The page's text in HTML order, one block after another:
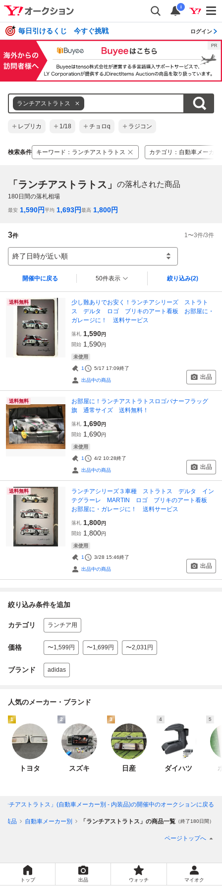
i
毎日引けるくじ 今すぐ挑戦 ログイン
ランチアストラトス
レプリカ 1/18 チョロq ラジコン
検索条件 キーワード ： ランチアストラトス カテゴリ ： 自動車メーカー
「ランチアストラトス」 の落札された商品
180日間の落札相場
最安 1,590円平均 1,693円最高 1,800円
3件 1 〜3件/3件
終了日時が近い順
開催中に戻る 50件表示 絞り込み(2)
送料無料
少し難ありでお安く！ランチアシリーズ ストラト
ス デルタ ロゴ ブリキのアート看板 お部屋に・
ガレージに！ 送料サービス
落札 1,590円
開始 1,590円
未使用
1 5/17 17:09終了
出品中の商品 出品
送料無料
お部屋に！ランチアストラトスロゴバナーフラッグ
旗 通常サイズ 送料無料！
落札 1,690円
開始 1,690円
未使用
1 4/2 10:28終了
出品中の商品 出品
送料無料
ランチアシリーズ３車種 ストラトス デルタ イン
テグラーレ MARTIN ロゴ ブリキのアート看板
お部屋に・ガレージに！ 送料サービス
落札 1,800円
開始 1,800円
未使用
1 3/28 15:46終了
出品中の商品 出品
絞り込み条件を追加
カテゴリ ランチア用
価格 〜1,599円 〜1,699円 〜2,031円
ブランド adidas
人気のメーカー・ブランド
1
トヨタ
2
スズキ
3
日産
4
ダイハツ
5
ンチアストラトス」(自動車メーカー別 - 内装品)の開催中のオークションに戻る
装品 自動車メーカー別 「ランチアストラトス」の商品一覧 （終了180日間）
ページトップへ
トップ 出品 ウォッチ マイオク